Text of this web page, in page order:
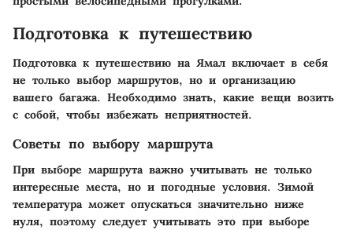
Подготовка к путешествию
Подготовка к путешествию на Ямал включает в себя
не только выбор маршрутов, но и организацию
вашего багажа. Необходимо знать, какие вещи возить
с собой, чтобы избежать неприятностей.
Советы по выбору маршрута
При выборе маршрута важно учитывать не только
интересные места, но и погодные условия. Зимой
температура может опускаться значительно ниже
нуля, поэтому следует учитывать это при выборе